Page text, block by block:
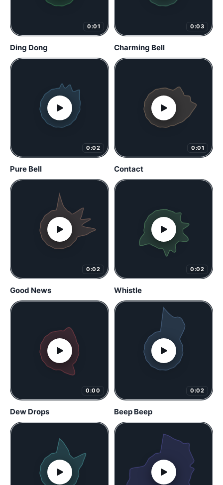
0:01
Ding Dong
0:03
Charming Bell
0:02
Pure Bell
0:01
Contact
0:02
Good News
0:02
Whistle
0:00
Dew Drops
0:02
Beep Beep